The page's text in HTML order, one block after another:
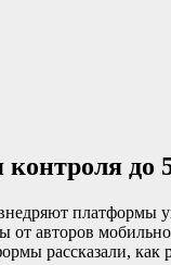
платформы
авторов
рассказали,